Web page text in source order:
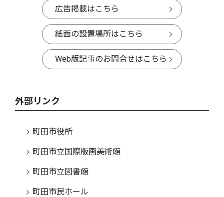
広告掲載はこちら
紙面の設置場所はこちら
Web版記事のお問合せはこちら
外部リンク
町田市役所
町田市立国際版画美術館
町田市立図書館
町田市民ホール